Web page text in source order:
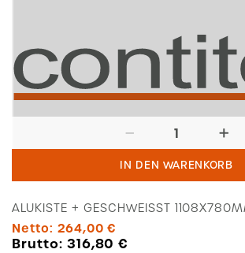
+
IN DEN WARENKORB
ALUKISTE + GESCHWEISST 1108X780MM
Netto: 264,00€
Brutto: 316,80€